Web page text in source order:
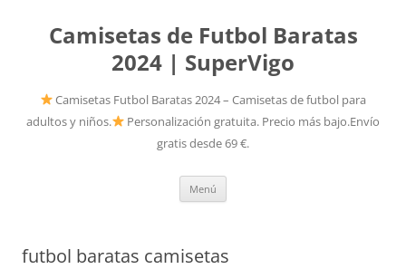
Camisetas de Futbol Baratas
2024 | SuperVigo
Camisetas Futbol Baratas 2024 – Camisetas de futbol para
adultos y niños.
Personalización gratuita. Precio más bajo.Envío
gratis desde 69 €.
Menú
futbol baratas camisetas